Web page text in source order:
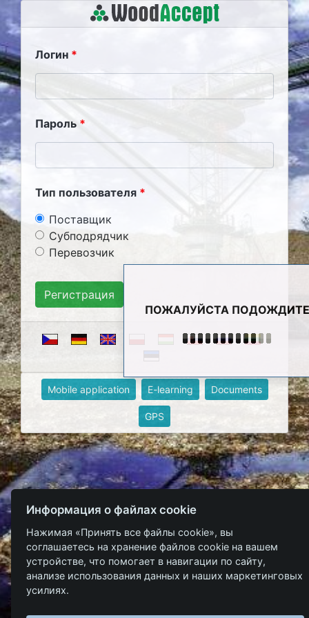
ПОЖАЛУЙСТА ПОДОЖДИТЕ
Логин
Пароль
Тип пользователя
Поставщик
Субподрядчик
Перевозчик
Mobile application E-learning Documents
GPS
Информация о файлах cookie
Нажимая «Принять все файлы cookie», вы
соглашаетесь на хранение файлов cookie на вашем
устройстве, что помогает в навигации по сайту,
анализе использования данных и наших маркетинговых
усилиях.